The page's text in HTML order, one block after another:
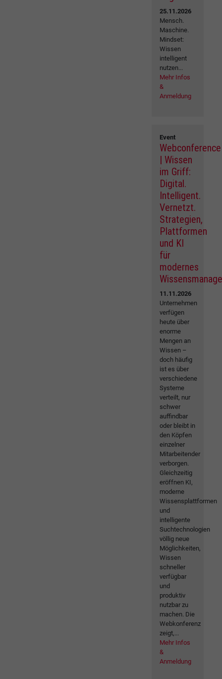
25.11.2026
Mensch.
Maschine.
Mindset:
Wissen
intelligent
nutzen...
Mehr Infos
&
Anmeldung
Event
Webconference
| Wissen
im Griff:
Digital.
Intelligent.
Vernetzt.
Strategien,
Plattformen
und KI
für
modernes
11.11.2026
Unternehmen
verfügen
heute über
enorme
Mengen an
Wissen –
doch häufig
ist es über
verschiedene
Systeme
verteilt, nur
schwer
auffindbar
oder bleibt in
den Köpfen
einzelner
Mitarbeitender
verborgen.
Gleichzeitig
eröffnen KI,
moderne
Wissensplattformen
und
intelligente
Suchtechnologien
völlig neue
Möglichkeiten,
Wissen
schneller
verfügbar
und
produktiv
nutzbar zu
machen. Die
Webkonferenz
zeigt,...
Mehr Infos
&
Anmeldung